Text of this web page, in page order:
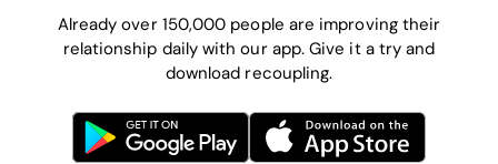
Already over 150,000 people are improving their
relationship daily with our app. Give it a try and
download recoupling.